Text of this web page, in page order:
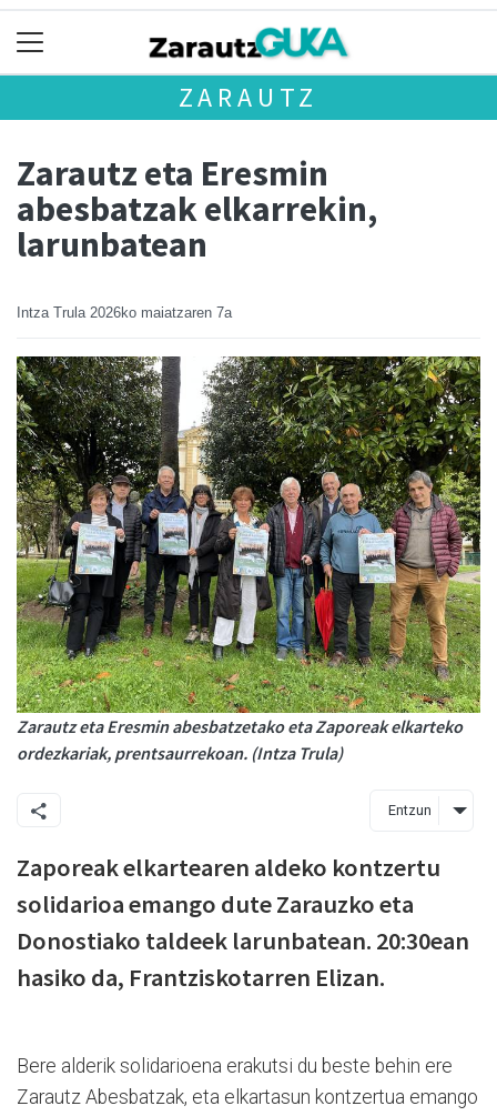
ZARAUTZ
Zarautz eta Eresmin
abesbatzak elkarrekin,
larunbatean
Intza Trula 2026ko maiatzaren 7a
Zarautz eta Eresmin abesbatzetako eta Zaporeak elkarteko
ordezkariak, prentsaurrekoan. (Intza Trula)
Entzun
Zaporeak elkartearen aldeko kontzertu
solidarioa emango dute Zarauzko eta
Donostiako taldeek larunbatean. 20:30ean
hasiko da, Frantziskotarren Elizan.
Bere alderik solidarioena erakutsi du beste behin ere
Zarautz Abesbatzak, eta elkartasun kontzertua emango